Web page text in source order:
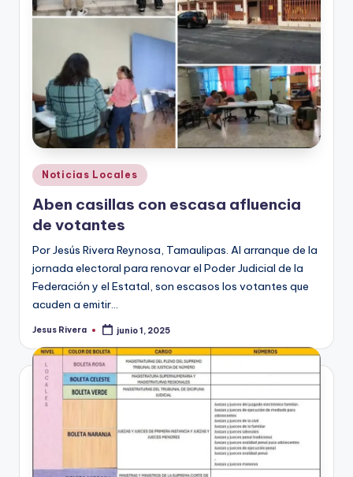
Publicado
en
Noticias Locales
Aben casillas con escasa afluencia
de votantes
Por Jesús Rivera Reynosa, Tamaulipas. Al arranque de la
jornada electoral para renovar el Poder Judicial de la
Federación y el Estatal, son escasos los votantes que
acuden a emitir…
Publicado
Jesus Rivera junio 1, 2025